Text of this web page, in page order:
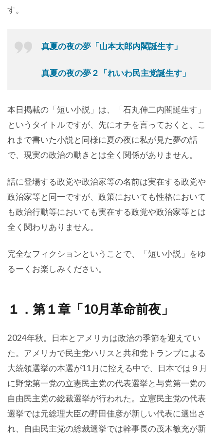
す。
真夏の夜の夢「山本太郎内閣誕生す」
真夏の夜の夢２「れいわ民主党誕生す」
本日掲載の「短い小説」は、「石丸伸二内閣誕生す」
というタイトルですが、先にオチを言っておくと、こ
れまで書いた小説と同様に夏の夜に私が見た夢の話
で、現実の政治の動きとは全く関係がありません。
話に登場する政党や政治家等の名前は実在する政党や
政治家等と同一ですが、政策においても性格において
も政治行動等においても実在する政党や政治家等とは
全く関わりありません。
完全なフィクションということで、「短い小説」をゆ
るーくお楽しみください。
１．第１章「10月革命前夜」
2024年秋。日本とアメリカは政治の季節を迎えてい
た。アメリカで民主党ハリスと共和党トランプによる
大統領選挙の本選が11月に控える中で、日本では９月
に野党第一党の立憲民主党の代表選挙と与党第一党の
自由民主党の総裁選挙が行われた。立憲民主党の代表
選挙では元総理大臣の野田佳彦が新しい代表に選出さ
れ、自由民主党の総裁選挙では幹事長の茂木敏充が新